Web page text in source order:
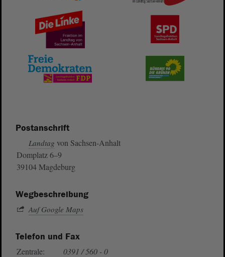
Postanschrift
Landtag von Sachsen-Anhalt
Domplatz 6–9
39104 Magdeburg
Wegbeschreibung
Auf Google Maps
Telefon und Fax
Zentrale:
0391 / 560 - 0